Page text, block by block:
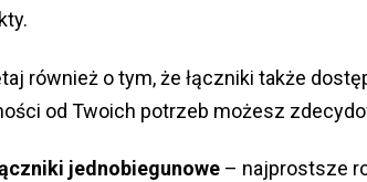
również o tym, że łączniki także
od Twoich potrzeb możesz
jednobiegunowe – najprostsze